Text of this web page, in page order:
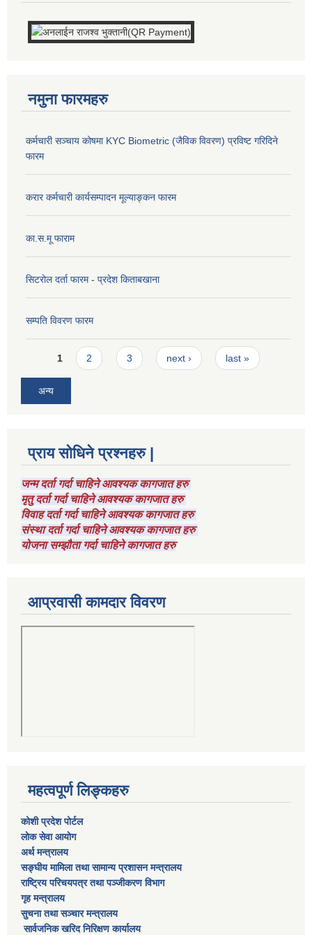
नमुना फारमहरु
कर्मचारी सञ्चाय कोषमा KYC Biometric (जैविक विवरण) प्रविष्ट गरिदिने
फारम
करार कर्मचारी कार्यसम्पादन मूल्याङ्कन फारम
का.स.मू फाराम
सिटरोल दर्ता फारम - प्रदेश किताबखाना
सम्पति विवरण फारम
Pages
1 2 3 next › last »
अन्य
प्राय सोधिने प्रश्नहरु |
जन्म दर्ता गर्दा चाहिने आवश्यक कागजात हरु
मृतु दर्ता गर्दा चाहिने आवश्यक कागजात हरु
विवाह दर्ता गर्दा चाहिने आवश्यक कागजात हरु
संस्था दर्ता गर्दा चाहिने आवश्यक कागजात हरु
योजना सम्झौता गर्दा चाहिने कागजात हरु
आप्रवासी कामदार विवरण
महत्वपूर्ण लिङ्कहरु
कोशी प्रदेश पोर्टल
लाेक सेवा आयाेग
अर्थ मन्त्रालय
सङ्घीय मामिला तथा सामान्य प्रशासन मन्त्रालय
राष्‍ट्रिय परिचयपत्र तथा पञ्‍जीकरण विभाग
गृह मन्त्रालय
सुचना तथा सञ्चार मन्त्रालय
सार्वजनिक खरिद निरिक्षण कार्यालय